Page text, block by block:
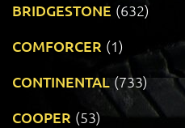
BRIDGESTONE (632)
COMFORCER (1)
CONTINENTAL (733)
COOPER (53)